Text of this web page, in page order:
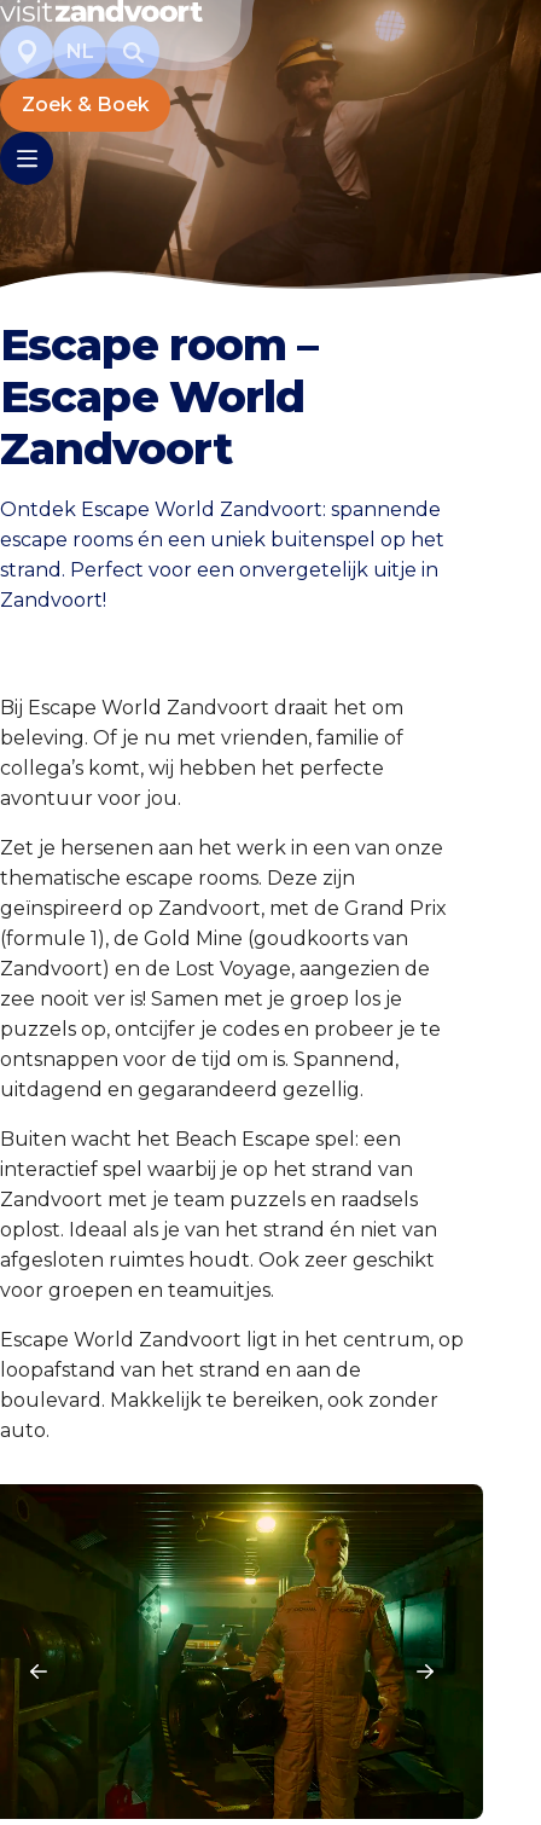
NL
Zoek & Boek
Escape room –
Escape World
Zandvoort
Ontdek Escape World Zandvoort: spannende
escape rooms én een uniek buitenspel op het
strand. Perfect voor een onvergetelijk uitje in
Zandvoort!
Bij Escape World Zandvoort draait het om
beleving. Of je nu met vrienden, familie of
collega’s komt, wij hebben het perfecte
avontuur voor jou.
Zet je hersenen aan het werk in een van onze
thematische escape rooms. Deze zijn
geïnspireerd op Zandvoort, met de Grand Prix
(formule 1), de Gold Mine (goudkoorts van
Zandvoort) en de Lost Voyage, aangezien de
zee nooit ver is! Samen met je groep los je
puzzels op, ontcijfer je codes en probeer je te
ontsnappen voor de tijd om is. Spannend,
uitdagend en gegarandeerd gezellig.
Buiten wacht het Beach Escape spel: een
interactief spel waarbij je op het strand van
Zandvoort met je team puzzels en raadsels
oplost. Ideaal als je van het strand én niet van
afgesloten ruimtes houdt. Ook zeer geschikt
voor groepen en teamuitjes.
Escape World Zandvoort ligt in het centrum, op
loopafstand van het strand en aan de
boulevard. Makkelijk te bereiken, ook zonder
auto.